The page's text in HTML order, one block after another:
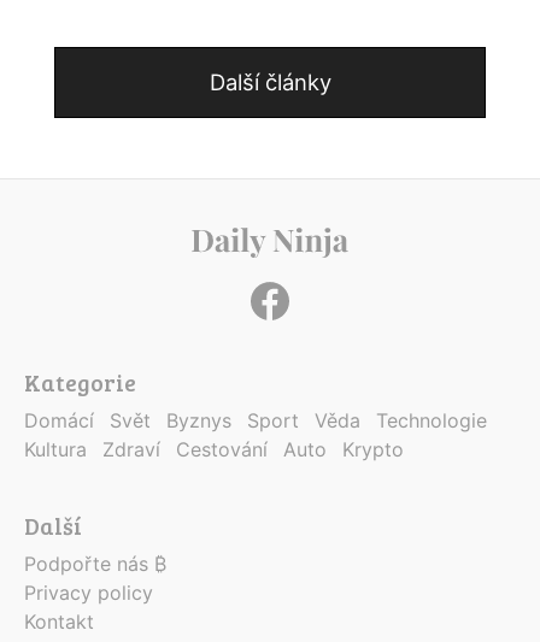
Další články
Kategorie
Domácí Svět Byznys Sport Věda
Technologie
Kultura
Zdraví Cestování Auto Krypto
Další
Podpořte nás ₿
Privacy policy
Kontakt